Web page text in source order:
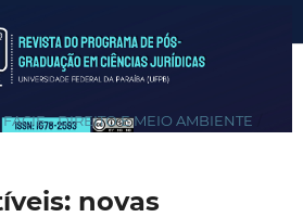
FACIE - DIREITO E MEIO AMBIENTE
novas